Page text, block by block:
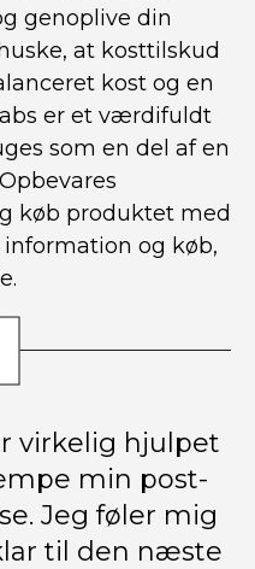
genoplive din
at kosttilskud
kost og en
er et værdifuldt
som en del af en
køb produktet med
og køb,
virkelig hjulpet
min post-
Jeg føler mig
til den næste